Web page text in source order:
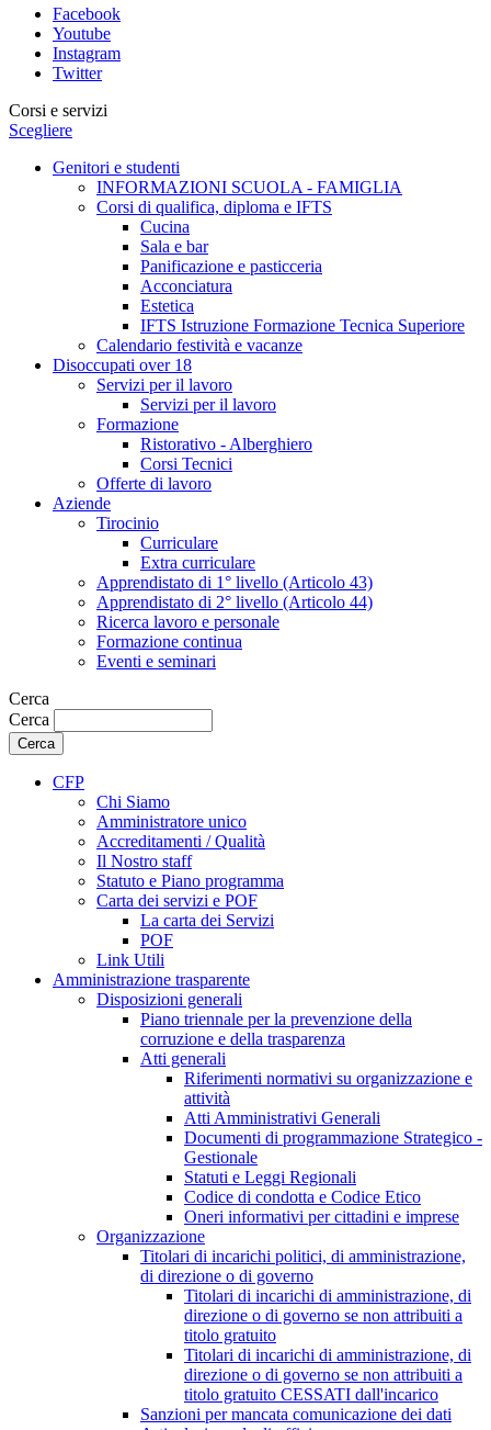
Facebook
Youtube
Instagram
Twitter
Corsi e servizi
Scegliere
Genitori e studenti
INFORMAZIONI SCUOLA - FAMIGLIA
Corsi di qualifica, diploma e IFTS
Cucina
Sala e bar
Panificazione e pasticceria
Acconciatura
Estetica
IFTS Istruzione Formazione Tecnica Superiore
Calendario festività e vacanze
Disoccupati over 18
Servizi per il lavoro
Servizi per il lavoro
Formazione
Ristorativo - Alberghiero
Corsi Tecnici
Offerte di lavoro
Aziende
Tirocinio
Curriculare
Extra curriculare
Apprendistato di 1° livello (Articolo 43)
Apprendistato di 2° livello (Articolo 44)
Ricerca lavoro e personale
Formazione continua
Eventi e seminari
Cerca
Cerca
CFP
Chi Siamo
Amministratore unico
Accreditamenti / Qualità
Il Nostro staff
Statuto e Piano programma
Carta dei servizi e POF
La carta dei Servizi
POF
Link Utili
Amministrazione trasparente
Disposizioni generali
Piano triennale per la prevenzione della
corruzione e della trasparenza
Atti generali
Riferimenti normativi su organizzazione e
attività
Atti Amministrativi Generali
Documenti di programmazione Strategico -
Gestionale
Statuti e Leggi Regionali
Codice di condotta e Codice Etico
Oneri informativi per cittadini e imprese
Organizzazione
Titolari di incarichi politici, di amministrazione,
di direzione o di governo
Titolari di incarichi di amministrazione, di
direzione o di governo se non attribuiti a
titolo gratuito
Titolari di incarichi di amministrazione, di
direzione o di governo se non attribuiti a
titolo gratuito CESSATI dall'incarico
Sanzioni per mancata comunicazione dei dati